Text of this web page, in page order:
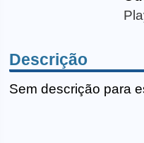
Descrição
Sem descrição para